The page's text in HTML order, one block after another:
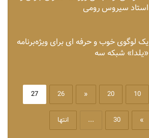
استاد سیروس رومی
یک لوگوی خوب و حرفه ای برای ویژه‌برنامه
«یلدا» شبکه سه
10
20
«
26
27
»
30
... انتها